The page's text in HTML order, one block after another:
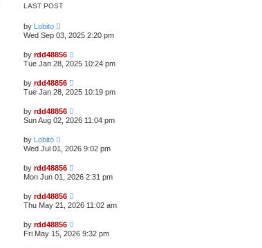
LAST POST
by Lobito
Wed Sep 03, 2025 2:20 pm
by rdd48856
Tue Jan 28, 2025 10:24 pm
by rdd48856
Tue Jan 28, 2025 10:19 pm
by rdd48856
Sun Aug 02, 2026 11:04 pm
by Lobito
Wed Jul 01, 2026 9:02 pm
by rdd48856
Mon Jun 01, 2026 2:31 pm
by rdd48856
Thu May 21, 2026 11:02 am
by rdd48856
Fri May 15, 2026 9:32 pm